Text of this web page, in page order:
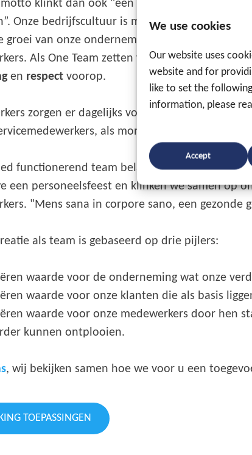
We use cookies
Our website uses
website and for
like to set the
information, please
Accept
klinkt dan ook "een organisatie met
Onze bedrijfscultuur is m.a.w. gedreven door
groei van onze onderneming. Dit natuurlijk
Als One Team zetten we
en respect voorop.
zorgen er dagelijks voor dat onze klanten
als montage & onderhoud,
functionerend team belangrijk is, investeren
een personeelsfeest en klinken we samen op
"Mens sana in corpore sano, een gezonde
als team is gebaseerd op drie pijlers:
waarde voor de onderneming wat onze
waarde voor onze klanten die als basis
waarde voor onze medewerkers door hen
kunnen ontplooien.
, wij bekijken samen hoe we voor u een
TOEPASSINGEN